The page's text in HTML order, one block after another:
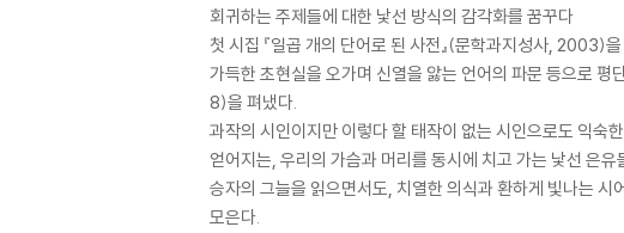
회귀하는 주제들에 대한 낯선 방식의 감각화를 꿈꾸다
첫 시집 『일곱 개의 단어로 된 사전』(문학과지성사, 2003)
가득한 초현실을 오가며 신열을 앓는 언어의 파문 등으로 평
8)을 펴냈다.
과작의 시인이지만 이렇다 할 태작이 없는 시인으로도 익숙
얻어지는, 우리의 가슴과 머리를 동시에 치고 가는 낯선 은
승자의 그늘을 읽으면서도, 치열한 의식과 환하게 빛나는
모은다.